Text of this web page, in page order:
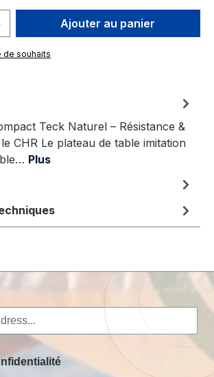
produit : Entrez la
Ajouter au panier
de souhaits
Teck Naturel – Résistance &
CHR Le plateau de table imitation
Plus